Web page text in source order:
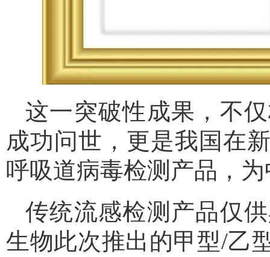
这一突破性成果，不
成功问世，更是我国在
呼吸道病毒检测产品，
传统流感检测产品仅
生物此次推出的甲型/乙